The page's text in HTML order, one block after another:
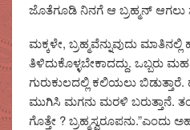
ಜೊತೆಗೂಡಿ ನಿನಗೆ ಆ ಬ್ರಹ್ಮನ್ ಆಗಲು
ಮಕ್ಕಳೇ, ಬ್ರಹ್ಮವೆನ್ನುವುದು
ತಿಳಿದುಕೊಳ್ಳಬೇಕಾದದ್ದು. ಒಬ್ಬರು
ಗುರುಕುಲದಲ್ಲಿ ಕಲಿಯಲು
ಮುಗಿಸಿ ಮಗನು ಮರಳಿ ಬರುತ್ತಾನೆ.
ಗೊತ್ತೇ ? ಬ್ರಹ್ಮಸ್ವರೂಪನು.”ಎಂದು